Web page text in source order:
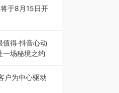
于8月15日开
文化周媒体
心景区…
得·抖音心动
场秘境之约
得”暨抖音“心
户为中心驱动